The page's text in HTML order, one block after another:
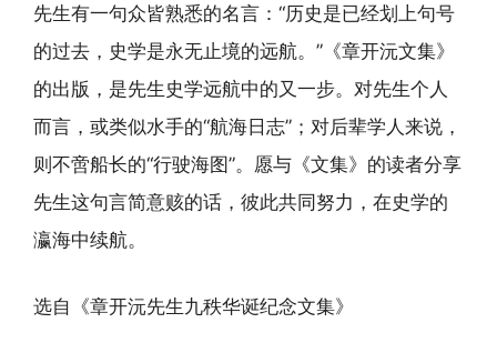
先生有一句众皆熟悉的名言：“历史是已经划上句号
的过去，史学是永无止境的远航。”《章开沅文集》
的出版，是先生史学远航中的又一步。对先生个人
而言，或类似水手的“航海日志”；对后辈学人来说，
则不啻船长的“行驶海图”。愿与《文集》的读者分享
先生这句言简意赅的话，彼此共同努力，在史学的
瀛海中续航。
选自《章开沅先生九秩华诞纪念文集》